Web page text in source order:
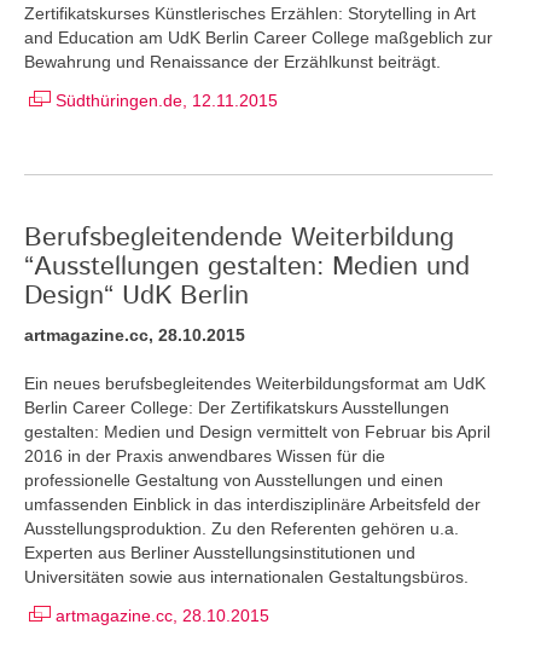
Zertifikatskurses Künstlerisches Erzählen: Storytelling in Art
and Education am UdK Berlin Career College maßgeblich zur
Bewahrung und Renaissance der Erzählkunst beiträgt.
Südthüringen.de, 12.11.2015
Berufsbegleitendende Weiterbildung
“Ausstellungen gestalten: Medien und
Design“ UdK Berlin
artmagazine.cc, 28.10.2015
Ein neues berufsbegleitendes Weiterbildungsformat am UdK
Berlin Career College: Der Zertifikatskurs Ausstellungen
gestalten: Medien und Design vermittelt von Februar bis April
2016 in der Praxis anwendbares Wissen für die
professionelle Gestaltung von Ausstellungen und einen
umfassenden Einblick in das interdisziplinäre Arbeitsfeld der
Ausstellungsproduktion. Zu den Referenten gehören u.a.
Experten aus Berliner Ausstellungsinstitutionen und
Universitäten sowie aus internationalen Gestaltungsbüros.
artmagazine.cc, 28.10.2015